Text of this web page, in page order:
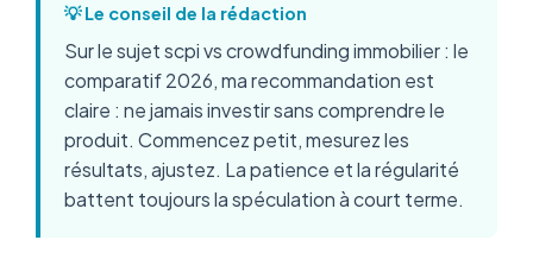
💡 Le conseil de la rédaction
Sur le sujet scpi vs crowdfunding immobilier : le
comparatif 2026, ma recommandation est
claire : ne jamais investir sans comprendre le
produit. Commencez petit, mesurez les
résultats, ajustez. La patience et la régularité
battent toujours la spéculation à court terme.